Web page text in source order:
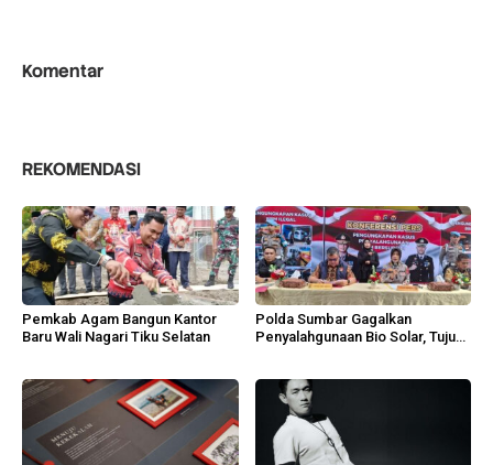
Komentar
REKOMENDASI
Pemkab Agam Bangun Kantor
Baru Wali Nagari Tiku Selatan
Polda Sumbar Gagalkan
Penyalahgunaan Bio Solar, Tujuh